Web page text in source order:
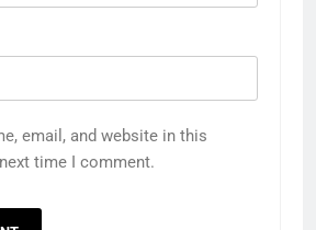
email, and website in this
time I comment.